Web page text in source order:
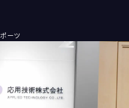
を提供するため、同社はエ
サービス「Raplase」を
開発を効率的に進めるための
ーツ